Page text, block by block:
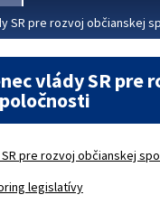
SR pre rozvoj občianskej
vlády SR pre
pre rozvoj občianskej
legislatívy